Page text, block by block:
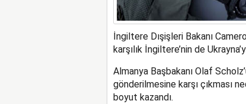
İngiltere Dışişleri Bakanı
karşılık İngiltere’nin de
Almanya Başbakanı Olaf
gönderilmesine karşı çıkması
boyut kazandı.